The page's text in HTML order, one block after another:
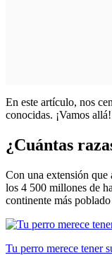
En este artículo, nos
conocidas. ¡Vamos allá!
¿Cuántas
Con una extensión que
los 4 500 millones de
continente más
Tu perro merece tener